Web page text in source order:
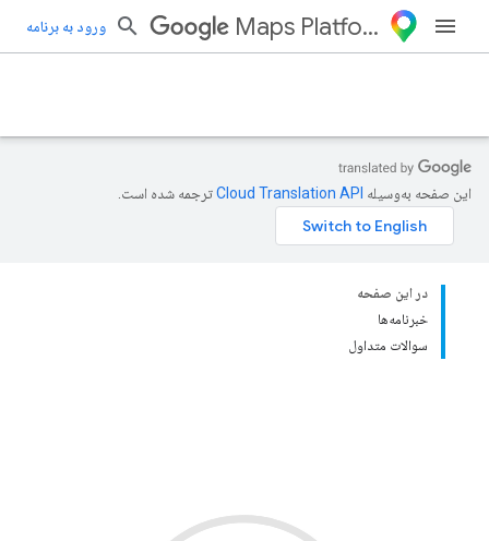
Maps Platform ورود به برنامه
این صفحه به‌وسیله ترجمه شده است.
در این صفحه
خبرنامه‌ها
سوالات متداول